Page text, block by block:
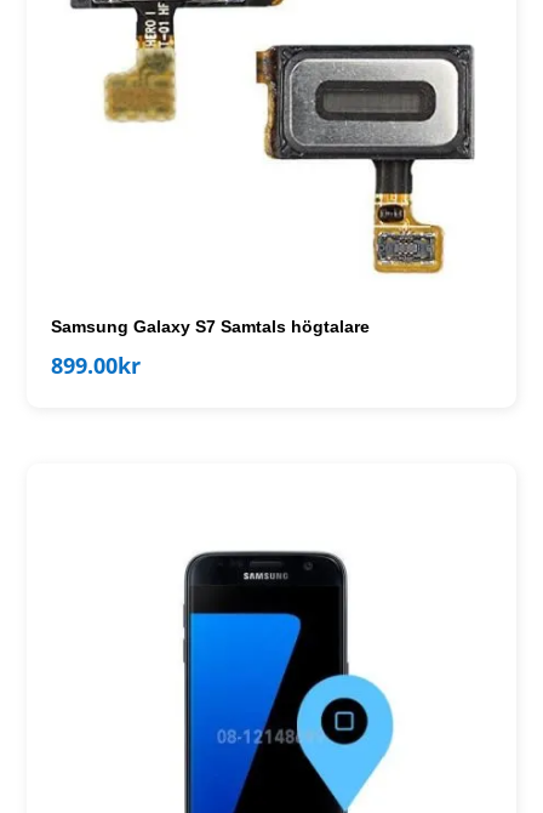
Samsung Galaxy S7 Samtals högtalare
899.00kr